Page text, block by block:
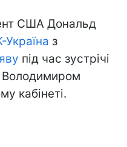
США Дональд
Україна з
під час зустрічі
Володимиром
кабінеті.